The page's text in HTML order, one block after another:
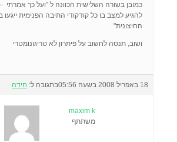
כמובן בשורה השלישית הכוונה ל "ועל כך אמרתי
להגיע למצב בו כל קודקודי התיבה הפנימית ייגעו
החיצונית"
ושוב, תנסה לחשוב על פיתרון לא טריגונומטרי
18 באפריל 2008 בשעה 05:56 בתגובה ל: חידה
maxim k
משתתף